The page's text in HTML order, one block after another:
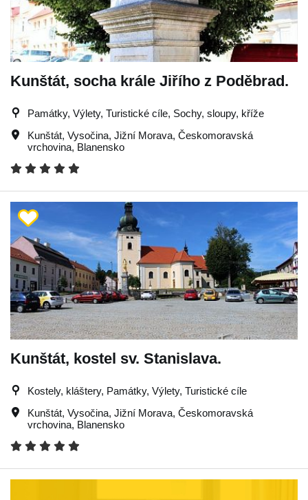
Kunštát, socha krále Jiřího z Poděbrad.
Památky, Výlety, Turistické cíle, Sochy, sloupy, kříže
Kunštát, Vysočina, Jižní Morava, Českomoravská
vrchovina, Blanensko
Kunštát, kostel sv. Stanislava.
Kostely, kláštery, Památky, Výlety, Turistické cíle
Kunštát, Vysočina, Jižní Morava, Českomoravská
vrchovina, Blanensko